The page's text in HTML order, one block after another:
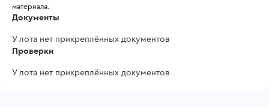
материала.
Документы
У лота нет прикреплённых документов
Проверки
У лота нет прикреплённых документов